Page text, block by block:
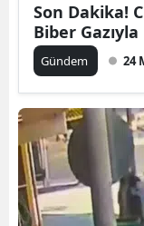
Son Dakika!
Biber
Gündem 24